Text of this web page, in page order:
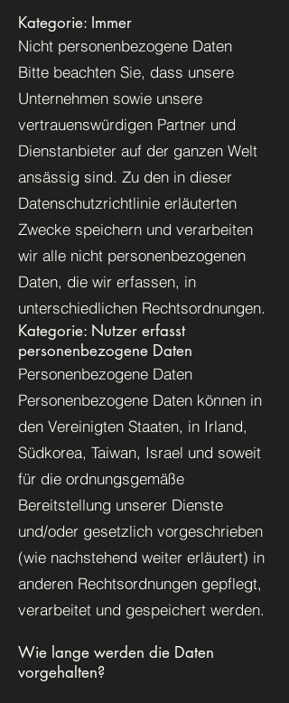
Kategorie: Immer
Nicht personenbezogene Daten
Bitte beachten Sie, dass unsere
Unternehmen sowie unsere
vertrauenswürdigen Partner und
Dienstanbieter auf der ganzen Welt
ansässig sind. Zu den in dieser
Datenschutzrichtlinie erläuterten
Zwecke speichern und verarbeiten
wir alle nicht personenbezogenen
Daten, die wir erfassen, in
unterschiedlichen Rechtsordnungen.
Kategorie: Nutzer erfasst
personenbezogene Daten
Personenbezogene Daten
Personenbezogene Daten können in
den Vereinigten Staaten, in Irland,
Südkorea, Taiwan, Israel und soweit
für die ordnungsgemäße
Bereitstellung unserer Dienste
und/oder gesetzlich vorgeschrieben
(wie nachstehend weiter erläutert) in
anderen Rechtsordnungen gepflegt,
verarbeitet und gespeichert werden.
Wie lange werden die Daten
vorgehalten?